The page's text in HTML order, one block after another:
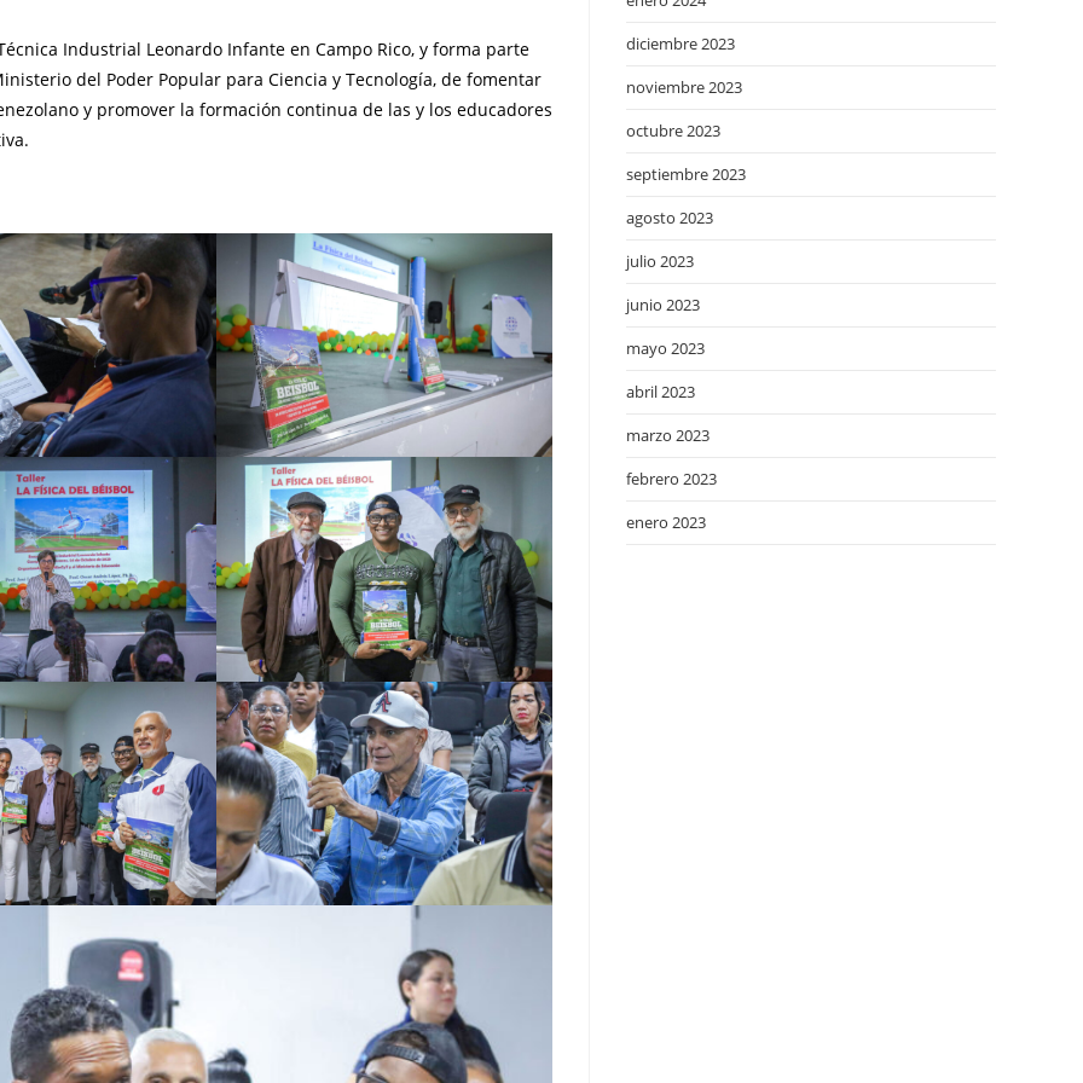
Industrial Leonardo Infante en Campo Rico, y forma parte
del Poder Popular para Ciencia y Tecnología, de fomentar
y promover la formación continua de las y los educadores
diciembre 2023
noviembre 2023
octubre 2023
septiembre 2023
agosto 2023
julio 2023
junio 2023
mayo 2023
abril 2023
marzo 2023
febrero 2023
enero 2023